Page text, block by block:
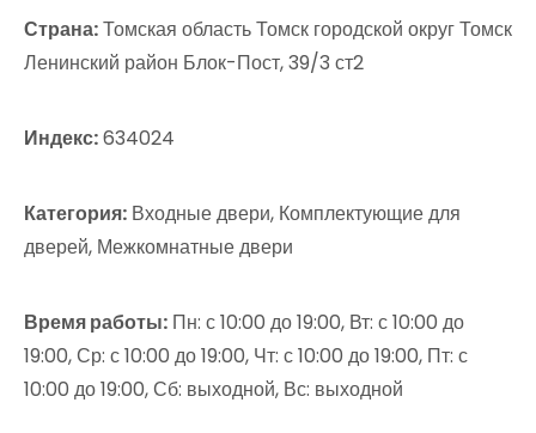
Страна:Томская область Томск городской округ Томск
Ленинский район Блок-Пост, 39/3 ст2
Индекс:634024
Категория: Входные двери, Комплектующие для
дверей, Межкомнатные двери
Время работы: Пн: с 10:00 до 19:00, Вт: с 10:00 до
19:00, Ср: с 10:00 до 19:00, Чт: с 10:00 до 19:00, Пт: с
10:00 до 19:00, Сб: выходной, Вс: выходной